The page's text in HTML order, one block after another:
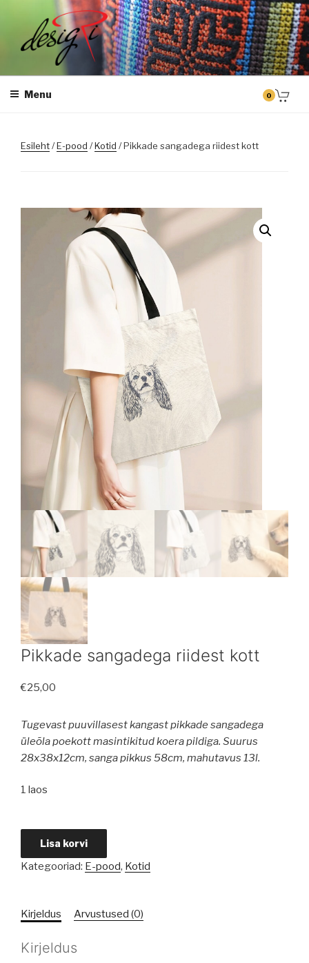
content
DESIGRI
Masintikkimine, tiimiriided, logo riietele tikkimine, kodukoha pusad,
Menu 0
Esileht/E-pood /Kotid / Pikkade sangadega riidest kott
Pikkade sangadega riidest kott
€25,00
Tugevast puuvillasest kangast pikkade sangadega
üleõla poekott masintikitud koera pildiga. Suurus
28x38x12cm, sanga pikkus 58cm, mahutavus 13l.
1 laos
Pikkade
riidest
Lisa korvi
Kategooriad: E-pood, Kotid
Kirjeldus Arvustused (0)
Kirjeldus